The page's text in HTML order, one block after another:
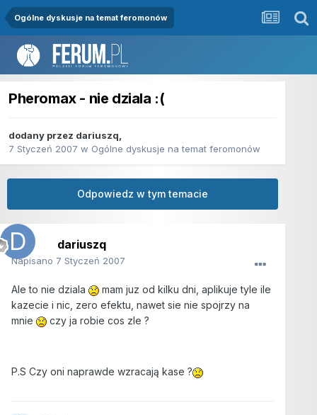
Ogólne dyskusje na temat feromonów
Pheromax - nie dziala :(
dodany przez dariuszq,
7 Styczeń 2007 w Ogólne dyskusje na temat feromonów
Odpowiedz w tym temacie
dariuszq
Napisano 7 Styczeń 2007
Ale to nie dziala
mam juz od kilku dni, aplikuje tyle ile
kazecie i nic, zero efektu, nawet sie nie spojrzy na
mnie
czy ja robie cos zle ?
P.S Czy oni naprawde wzracają kase ?